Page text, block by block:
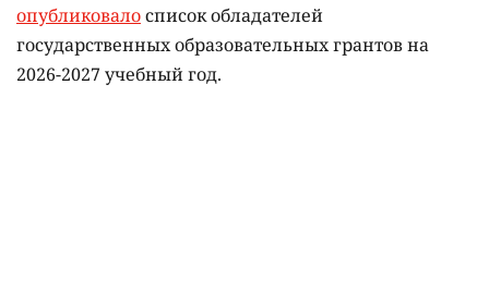
опубликовалосписок обладателей
государственных образовательных грантов на
2026-2027 учебный год.